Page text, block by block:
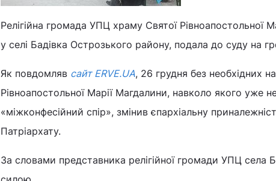
Релігійна громада УПЦ храму Святої Рівноапостольної
у селі Бадівка Острозького району, подала до суду на
Як повдомляв сайт ERVE.UA, 26 грудня без необхідних
Рівноапостольної Марії Магдалини, навколо якого уже
«міжконфесійний спір», змінив єпархіальну
Патріархату.
За словами представника релігійної громади УПЦ села